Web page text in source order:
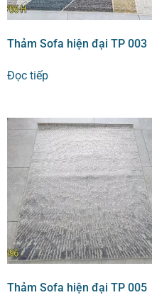
Thảm Sofa hiện đại TP 003
Đọc tiếp
Thảm Sofa hiện đại TP 005